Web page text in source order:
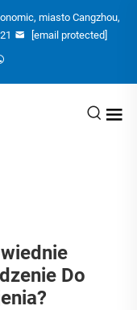
miasto Cangzhou,
[email protected]
Do